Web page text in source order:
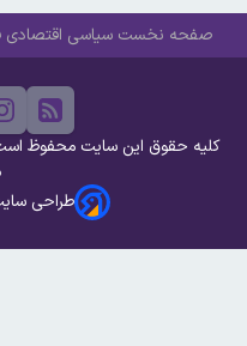
صفحه نخست سیاسی اقتصادی
کلیه حقوق این سایت محفوظ
طراحی